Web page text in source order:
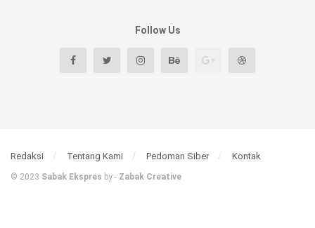
Follow Us
Redaksi Tentang Kami Pedoman Siber Kontak
© 2023 Sabak Ekspres by - Zabak Creative